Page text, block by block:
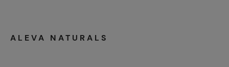
ALEVA NATURALS